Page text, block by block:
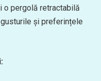
o pergolă retractabilă
și preferințele